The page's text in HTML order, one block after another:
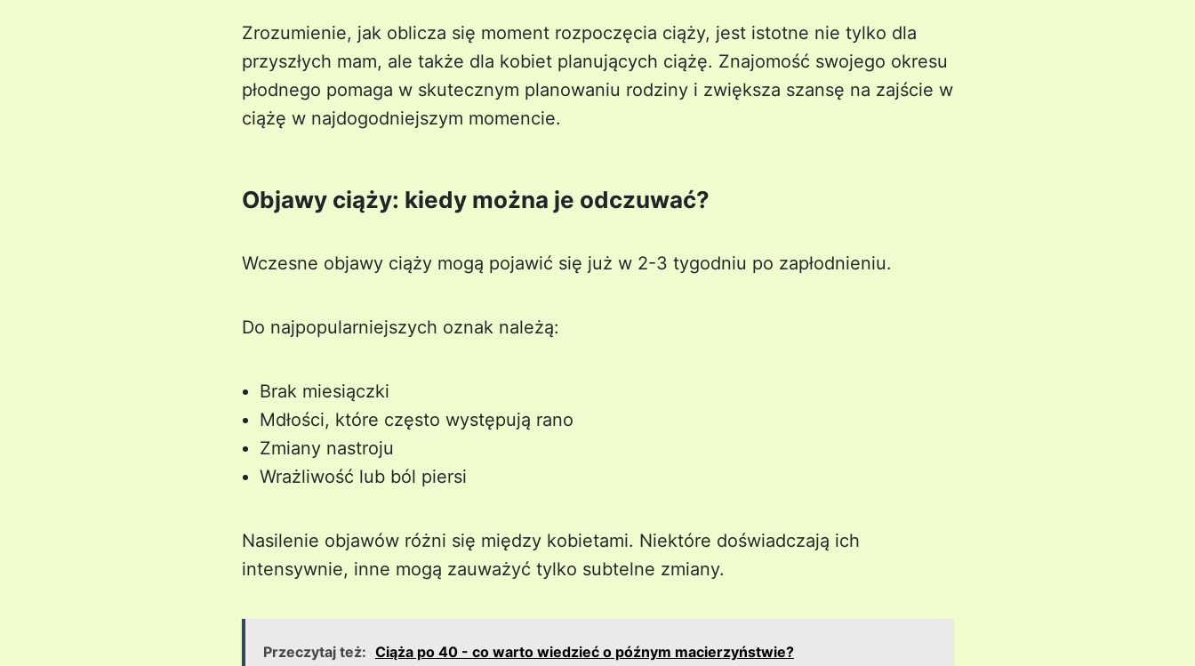
Zrozumienie, jak oblicza się moment rozpoczęcia ciąży, jest istotne nie tylko dla
przyszłych mam, ale także dla kobiet planujących ciążę. Znajomość swojego okresu
płodnego pomaga w skutecznym planowaniu rodziny i zwiększa szansę na zajście w
ciążę w najdogodniejszym momencie.
Objawy ciąży: kiedy można je odczuwać?
Wczesne objawy ciąży mogą pojawić się już w 2-3 tygodniu po zapłodnieniu.
Do najpopularniejszych oznak należą:
Brak miesiączki
Mdłości, które często występują rano
Zmiany nastroju
Wrażliwość lub ból piersi
Nasilenie objawów różni się między kobietami. Niektóre doświadczają ich
intensywnie, inne mogą zauważyć tylko subtelne zmiany.
Przeczytaj też: Ciąża po 40 - co warto wiedzieć o późnym macierzyństwie?